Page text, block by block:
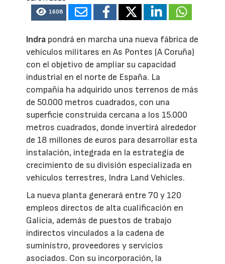
1608
Indra pondrá en marcha una nueva fábrica de
vehículos militares en As Pontes (A Coruña)
con el objetivo de ampliar su capacidad
industrial en el norte de España. La
compañía ha adquirido unos terrenos de más
de 50.000 metros cuadrados, con una
superficie construida cercana a los 15.000
metros cuadrados, donde invertirá alrededor
de 18 millones de euros para desarrollar esta
instalación, integrada en la estrategia de
crecimiento de su división especializada en
vehículos terrestres, Indra Land Vehicles.
La nueva planta generará entre 70 y 120
empleos directos de alta cualificación en
Galicia, además de puestos de trabajo
indirectos vinculados a la cadena de
suministro, proveedores y servicios
asociados. Con su incorporación, la